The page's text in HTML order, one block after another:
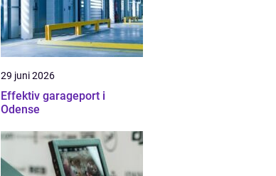
29 juni 2026
Effektiv garageport i
Odense